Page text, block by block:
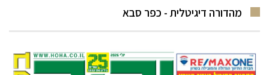
מהדורה דיגיטלית - כפר סבא